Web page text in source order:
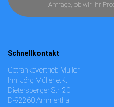
Anfrage, ob wir Ihr
Schnellkontakt
Getränkevertrieb Müller
Inh. Jörg Müller e.K.
Dietersberger Str. 20
D-92260 Ammerthal